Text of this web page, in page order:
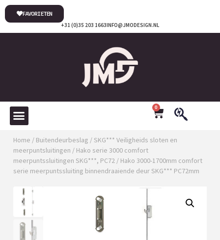
INFO@JMODESIGN.NL
+31 (0)35 203 1663
FAVORIETEN
0
Home / Buitendeurbeslag /SKG*** Veiligheids sloten en
meerpuntsluitingen / Hako serie 3000 comfort
meerpuntssluitingen SKG***, PC72 / Hako 3000-1700mm comfort
serie meerpuntssluiting binnendraaiende deur SKG*** PC72mm